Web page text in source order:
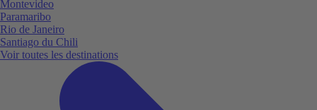
Montevideo
Paramaribo
Rio de Janeiro
Santiago du Chili
Voir toutes les destinations